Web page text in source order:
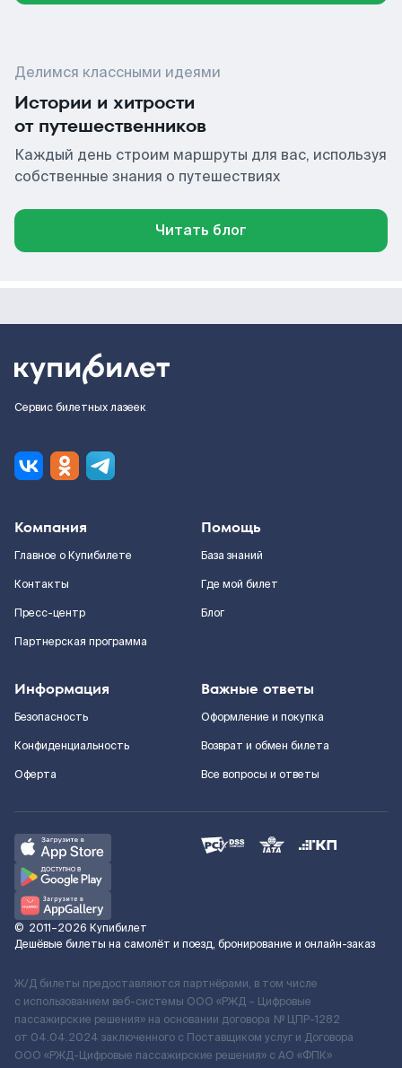
Делимся классными идеями
Истории и хитрости
от путешественников
Каждый день строим маршруты для вас, используя
собственные знания о путешествиях
Читать блог
Сервис билетных лазеек
Компания
Главное о Купибилете
Контакты
Пресс-центр
Партнерская программа
Помощь
База знаний
Где мой билет
Блог
Информация
Безопасность
Конфиденциальность
Оферта
Важные ответы
Оформление и покупка
Возврат и обмен билета
Все вопросы и ответы
© 2011–2026 Купибилет
Дешёвые билеты на самолёт и поезд, бронирование и онлайн-заказ
Ж/Д билеты предоставляются партнёрами, в том числе
с использованием веб-системы ООО «РЖД – Цифровые
пассажирские решения» на основании договора № ЦПР-1282
от 04.04.2024 заключенного с Поставщиком услуг и Договора
ООО «РЖД-Цифровые пассажирские решения» c АО «ФПК»